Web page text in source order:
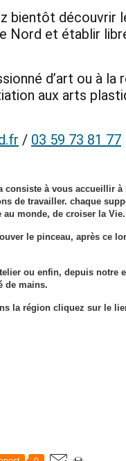
bientôt découvrir
Nord et établir
d’art ou à la
aux arts
/ 03 59 73 81 77
consiste à vous accueillir
de travailler. chaque
monde, de croiser la Vie.
le pinceau, après ce
ou enfin, depuis notre
de mains.
la région cliquez sur le